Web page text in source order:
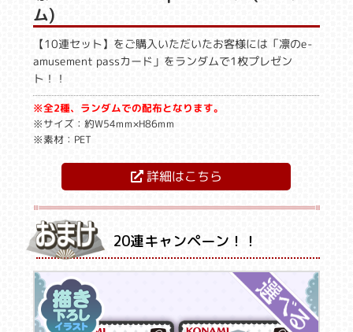
ム)
【10連セット】をご購入いただいたお客様には「凛のe-
amusement passカード」をランダムで1枚プレゼン
ト！！
※全2種、ランダムでの配布となります。
※サイズ：約W54mm×H86mm
※素材：PET
詳細はこちら
20連キャンペーン！！